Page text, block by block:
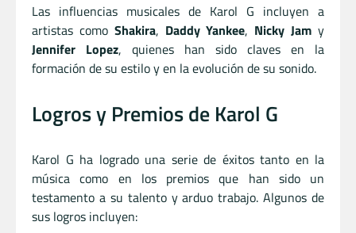
Las influencias musicales de Karol G incluyen a
artistas como Shakira, Daddy Yankee, Nicky Jam y
Jennifer Lopez, quienes han sido claves en la
formación de su estilo y en la evolución de su sonido.
Logros y Premios de Karol G
Karol G ha logrado una serie de éxitos tanto en la
música como en los premios que han sido un
testamento a su talento y arduo trabajo. Algunos de
sus logros incluyen: